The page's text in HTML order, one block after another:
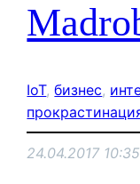
IoT, бизнес,
24.04.2017 10:35